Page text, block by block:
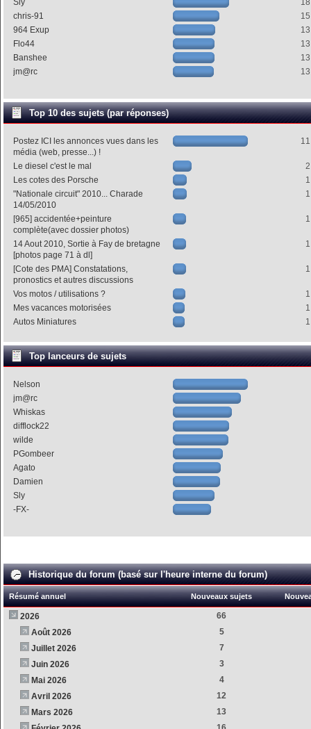
Sly
chris-91
964 Exup
Flo44
Banshee
jm@rc
Top 10 des sujets (par réponses)
Postez ICI les annonces vues dans les
média (web, presse...) !
Le diesel c'est le mal
Les cotes des Porsche
"Nationale circuit" 2010... Charade
14/05/2010
[965] accidentée+peinture
complète(avec dossier photos)
14 Aout 2010, Sortie à Fay de bretagne
[photos page 71 à dl]
[Cote des PMA] Constatations,
pronostics et autres discussions
Vos motos / utilisations ?
Mes vacances motorisées
Autos Miniatures
Top lanceurs de sujets
Nelson
jm@rc
Whiskas
difflock22
wilde
PGombeer
Agato
Damien
Sly
-FX-
Historique du forum (basé sur l'heure interne du forum)
Résumé annuel Nouveaux sujets
2026
66
Août 2026
5
Juillet 2026
7
Juin 2026
3
Mai 2026
4
Avril 2026
12
Mars 2026
13